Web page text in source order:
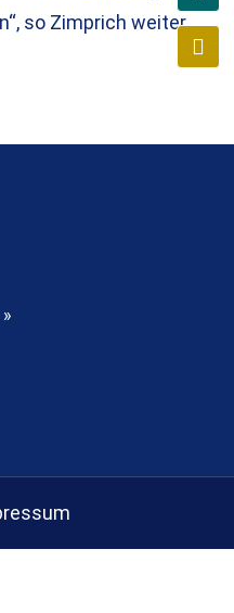
so Zimprich weiter.
»